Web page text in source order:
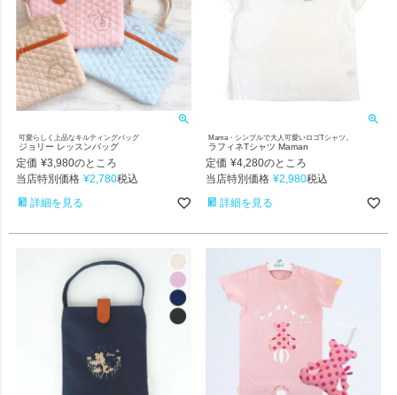
可愛らしく上品なキルティングバッグ
ジョリー レッスンバッグ
定価 ¥3,980のところ
当店特別価格 ¥2,780税込
詳細を見る
Mama・シンプルで大人可愛いロゴTシャツ。
ラフィネTシャツ Maman
定価 ¥4,280のところ
当店特別価格 ¥2,980税込
詳細を見る